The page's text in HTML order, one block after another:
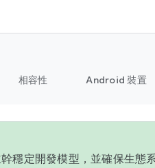
相容性 Android 裝置
穩定開發模型，並確保生態